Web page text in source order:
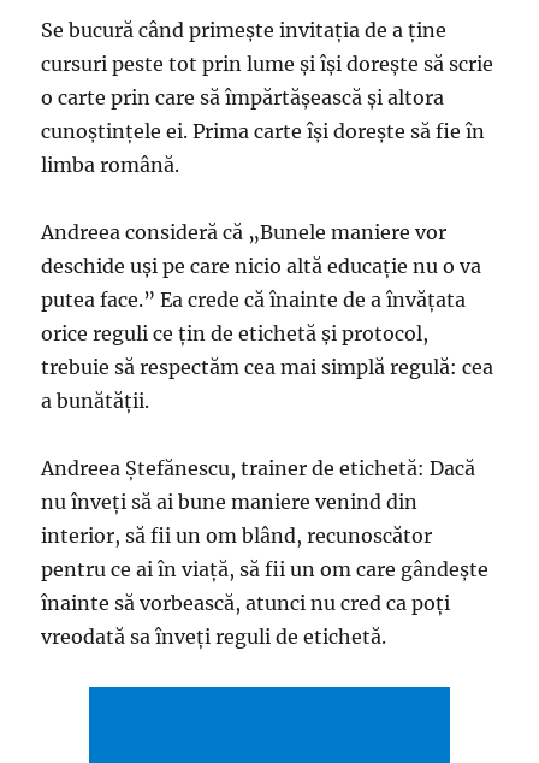
Se bucură când primeşte invitaţia de a ţine
cursuri peste tot prin lume şi îşi doreşte să scrie
o carte prin care să împărtăşească şi altora
cunoştinţele ei. Prima carte îşi doreşte să fie în
limba română.
Andreea consideră că „Bunele maniere vor
deschide uşi pe care nicio altă educaţie nu o va
putea face.” Ea crede că înainte de a învăţata
orice reguli ce ţin de etichetă şi protocol,
trebuie să respectăm cea mai simplă regulă: cea
a bunătăţii.
Andreea Ştefănescu, trainer de etichetă: Dacă
nu înveţi să ai bune maniere venind din
interior, să fii un om blând, recunoscător
pentru ce ai în viaţă, să fii un om care gândeşte
înainte să vorbească, atunci nu cred ca poţi
vreodată sa înveţi reguli de etichetă.